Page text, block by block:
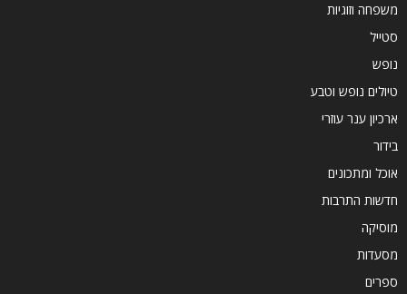
משפחה וזוגיות
סטייל
נופש
טיולים נופש וטבע
ארכיון ענר עוזרי
בידור
אוכל ומתכונים
חדשות התרבות
מוסיקה
מסעדות
ספרים